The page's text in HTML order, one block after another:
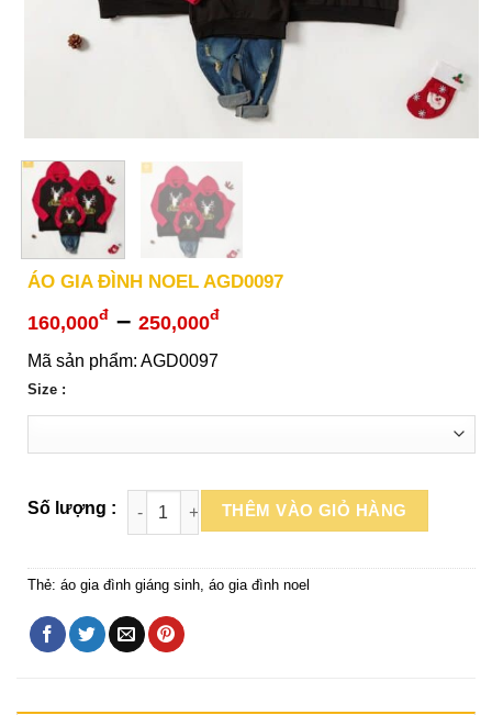
ÁO GIA ĐÌNH NOEL AGD0097
160,000đ – 250,000đKhoảng
đến
250,000đ
Mã sản phẩm: AGD0097
Size :
THÊM VÀO GIỎ HÀNG
Thẻ: áo gia đình giáng sinh, áo gia đình noel